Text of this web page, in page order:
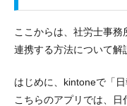
ここからは、社労士事
連携する方法について解
はじめに、kintoneで「
こちらのアプリでは、